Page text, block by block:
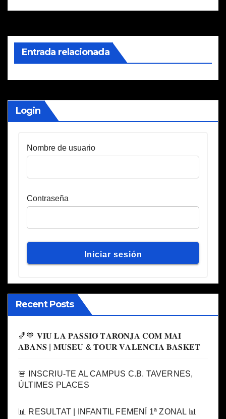
Entrada relacionada
Login
Nombre de usuario
Contraseña
Recent Posts
🏀🧡 𝐕𝐈𝐔 𝐋𝐀 𝐏𝐀𝐒𝐒𝐈𝐎́ 𝐓𝐀𝐑𝐎𝐍𝐉𝐀 𝐂𝐎𝐌 𝐌𝐀𝐈
𝐀𝐁𝐀𝐍𝐒 | 𝐌𝐔𝐒𝐄𝐔 & 𝐓𝐎𝐔𝐑 𝐕𝐀𝐋𝐄𝐍𝐂𝐈𝐀 𝐁𝐀𝐒𝐊𝐄𝐓
🚨 INSCRIU-TE AL CAMPUS C.B. TAVERNES,
ÚLTIMES PLACES
📊 RESULTAT | INFANTIL FEMENÍ 1ª ZONAL 📊